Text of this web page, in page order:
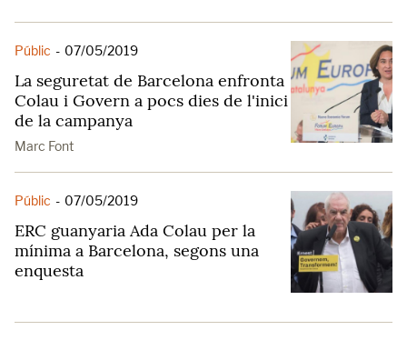
Públic - 07/05/2019
La seguretat de Barcelona enfronta
Colau i Govern a pocs dies de l'inici
de la campanya
Marc Font
Públic - 07/05/2019
ERC guanyaria Ada Colau per la
mínima a Barcelona, segons una
enquesta